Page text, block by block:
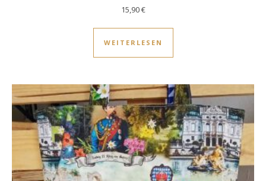
15,90€
WEITERLESEN